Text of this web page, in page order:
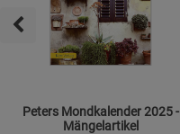
Peters Mondkalender 2025 -
Mängelartikel